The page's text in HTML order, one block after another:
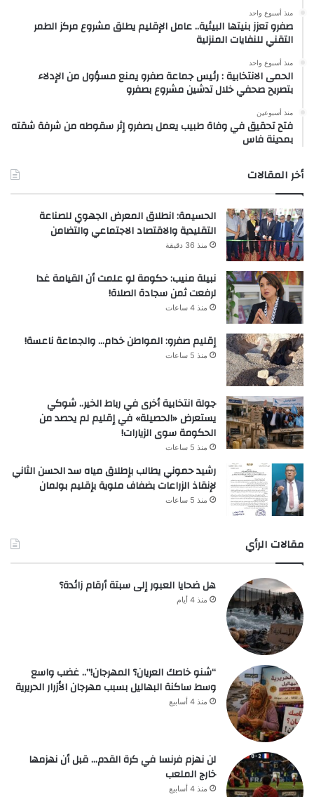
منذ أسبوع واحد
صفرو تعزز بنيتها البيئية.. عامل الإقليم يطلق مشروع مركز الطمر
التقني للنفايات المنزلية
منذ أسبوع واحد
الحمى الانتخابية : رئيس جماعة صفرو يمنع مسؤول من الإدلاء
بتصريح صحفي خلال تدشين مشروع بصفرو
منذ أسبوعين
فتح تحقيق في وفاة طبيب يعمل بصفرو إثر سقوطه من شرفة شقته
بمدينة فاس
أخر المقالات
الحسيمة: انطلاق المعرض الجهوي للصناعة
التقليدية والاقتصاد الاجتماعي والتضامن
منذ 36 دقيقة
نبيلة منيب: حكومة لو علمت أن القيامة غدا
لرفعت ثمن سجادة الصلاة!
منذ 4 ساعات
إقليم صفرو: المواطن خدام… والجماعة ناعسة!
منذ 5 ساعات
جولة انتخابية أخرى في رباط الخير.. شوكي
يستعرض «الحصيلة» في إقليم لم يحصد من
الحكومة سوى الزيارات!
منذ 5 ساعات
رشيد حموني يطالب بإطلاق مياه سد الحسن الثاني
لإنقاذ الزراعات بضفاف ملوية بإقليم بولمان
منذ 5 ساعات
مقالات الرأي
هل ضحايا العبور إلى سبتة أرقام زائدة؟
منذ 4 أيام
“شنو خاصك العريان؟ المهرجان!”.. غضب واسع
وسط ساكنة البهاليل بسبب مهرجان الأزرار الحريرية
منذ 4 أسابيع
لن نهزم فرنسا في كرة القدم… قبل أن نهزمها
خارج الملعب
منذ 4 أسابيع